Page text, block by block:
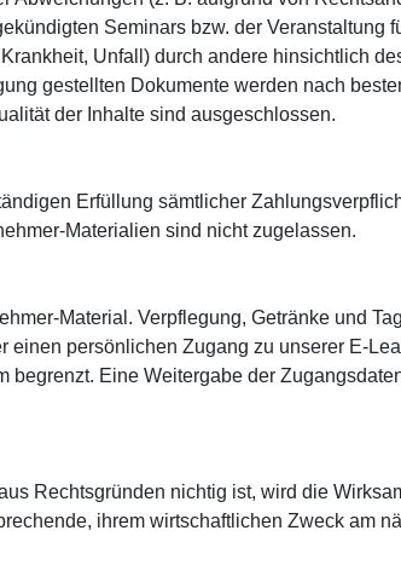
Seminars bzw. der Veranstaltung
Unfall) durch andere hinsichtlich
gestellten Dokumente werden nach
der Inhalte sind ausgeschlossen.
Erfüllung sämtlicher
Materialien sind nicht zugelassen.
Material. Verpflegung, Getränke und
persönlichen Zugang zu unserer E-
Eine Weitergabe der
Rechtsgründen nichtig ist, wird die
ihrem wirtschaftlichen Zweck am